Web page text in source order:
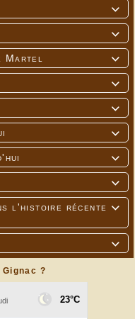



Martel






l'histoire récente

Gignac ?